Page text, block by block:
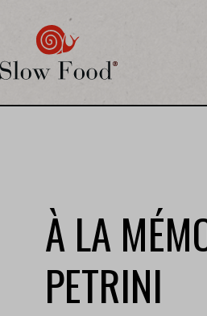
À LA
PETRINI